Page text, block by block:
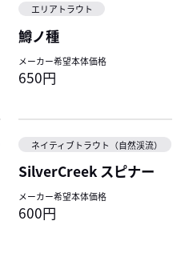
エリアトラウト
鱒ノ種
メーカー希望本体価格
650円
ネイティブトラウト（自然渓流）
SilverCreek スピナー
メーカー希望本体価格
600円